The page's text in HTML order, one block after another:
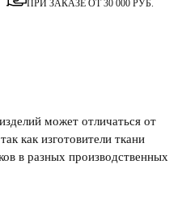
ПРИ ЗАКАЗЕ ОТ 30 000 РУБ.
может отличаться от
как изготовители ткани
в разных производственных